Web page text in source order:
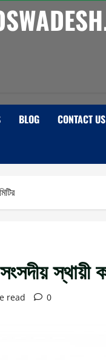
BLOG CONTACT US
স্থায়ী
read 0